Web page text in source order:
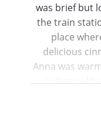
was brief but
the train
place
delicious
Anna was
so happy I
some time